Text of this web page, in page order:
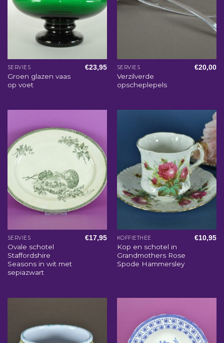
SERVIES
Groen glazen vaas
op voet
€23,95 SERVIES
Verzilverde
opscheplepels
€20,00
SERVIES
Ovale schotel
Staffordshire
Seasons in wit met
sepiazwart
€17,95 KOFFIETHEE
Kop en schotel in
Grandmothers Rose
Spode Hammersley
€10,95